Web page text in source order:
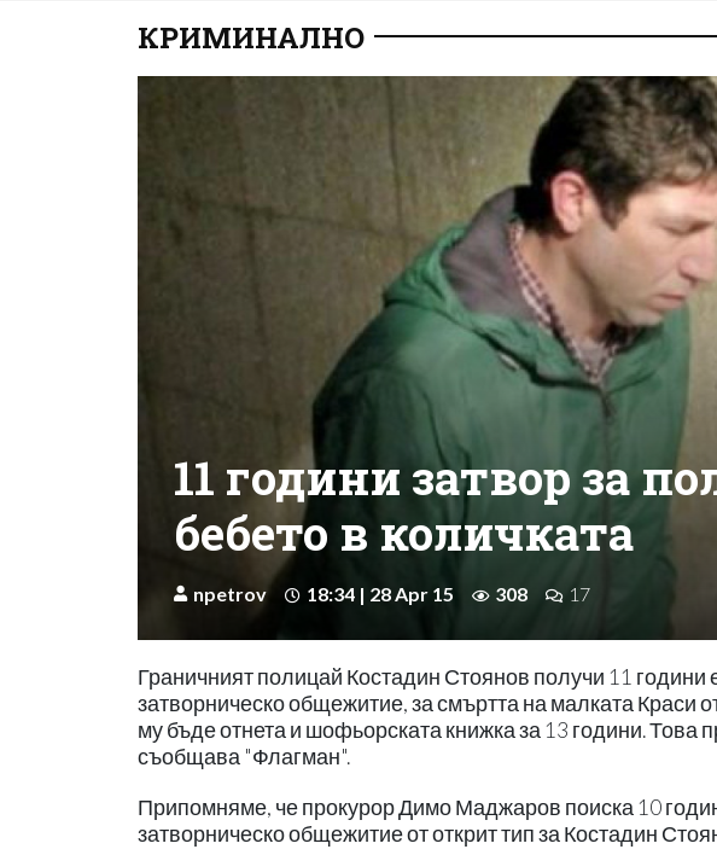
КРИМИНАЛНО
11 години затвор за
бебето в количката
npetrov 18:34 | 28 Apr 15 308 17
Граничният полицай Костадин Стоянов получи 11
затворническо общежитие, за смъртта на малката Краси
му бъде отнета и шофьорската книжка за 13 години. Това
съобщава "Флагман".
Припомняме, че прокурор Димо Маджаров поиска 10
затворническо общежитие от открит тип за Костадин